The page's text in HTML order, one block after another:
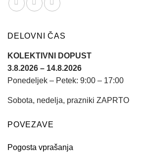
DELOVNI ČAS
KOLEKTIVNI DOPUST
3.8.2026 – 14.8.2026
Ponedeljek – Petek: 9:00 – 17:00
Sobota, nedelja, prazniki ZAPRTO
POVEZAVE
Pogosta vprašanja